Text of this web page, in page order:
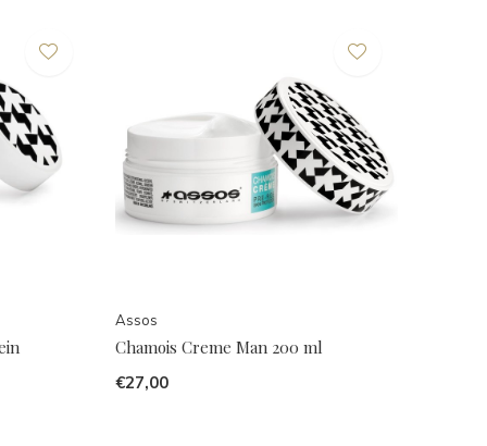
Assos
Chamois Creme Man 200 ml
€27,00